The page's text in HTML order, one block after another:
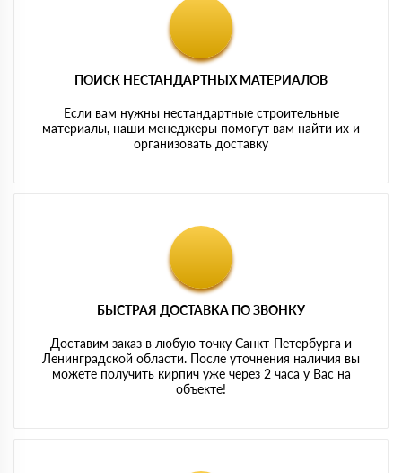
ПОИСК НЕСТАНДАРТНЫХ МАТЕРИАЛОВ
Если вам нужны нестандартные строительные
материалы, наши менеджеры помогут вам найти их и
организовать доставку
БЫСТРАЯ ДОСТАВКА ПО ЗВОНКУ
Доставим заказ в любую точку Санкт-Петербурга и
Ленинградской области. После уточнения наличия вы
можете получить кирпич уже через 2 часа у Вас на
объекте!